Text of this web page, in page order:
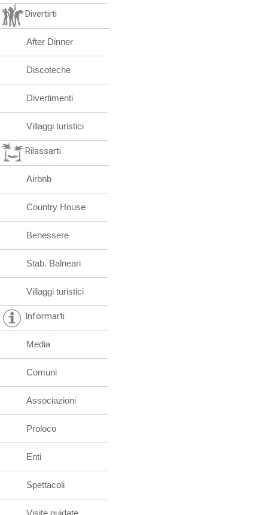
Divertirti
After Dinner
Discoteche
Divertimenti
Villaggi turistici
Rilassarti
Airbnb
Country House
Benessere
Stab. Balneari
Villaggi turistici
Informarti
Media
Comuni
Associazioni
Proloco
Enti
Spettacoli
Visite guidate